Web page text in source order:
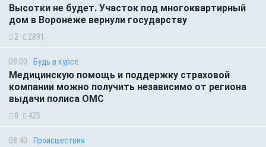
Высотки не будет. Участок под многоквартирный
дом в Воронеже вернули государству
2 2891
09:00 Будь в курсе
Медицинскую помощь и поддержку страховой
компании можно получить независимо от региона
выдачи полиса ОМС
0 425
08:40 Происшествия